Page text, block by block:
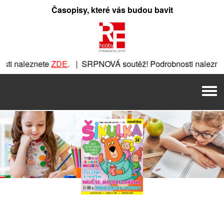
Časopisy, které vás budou bavit
nalezneteZDE. | SRPNOVÁ soutěž! Podrobnosti
. |